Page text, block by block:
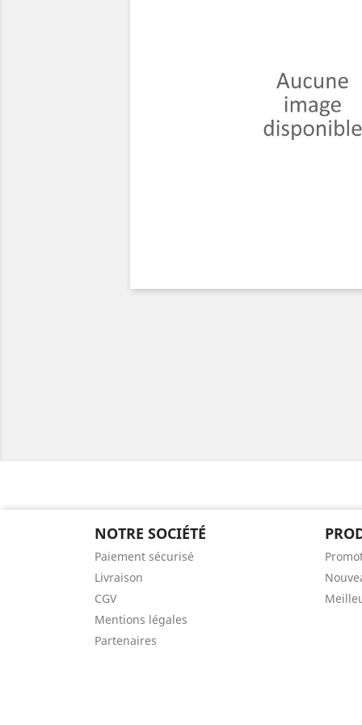
NOTRE SOCIÉTÉ
Paiement sécurisé
Livraison
CGV
Mentions légales
Partenaires